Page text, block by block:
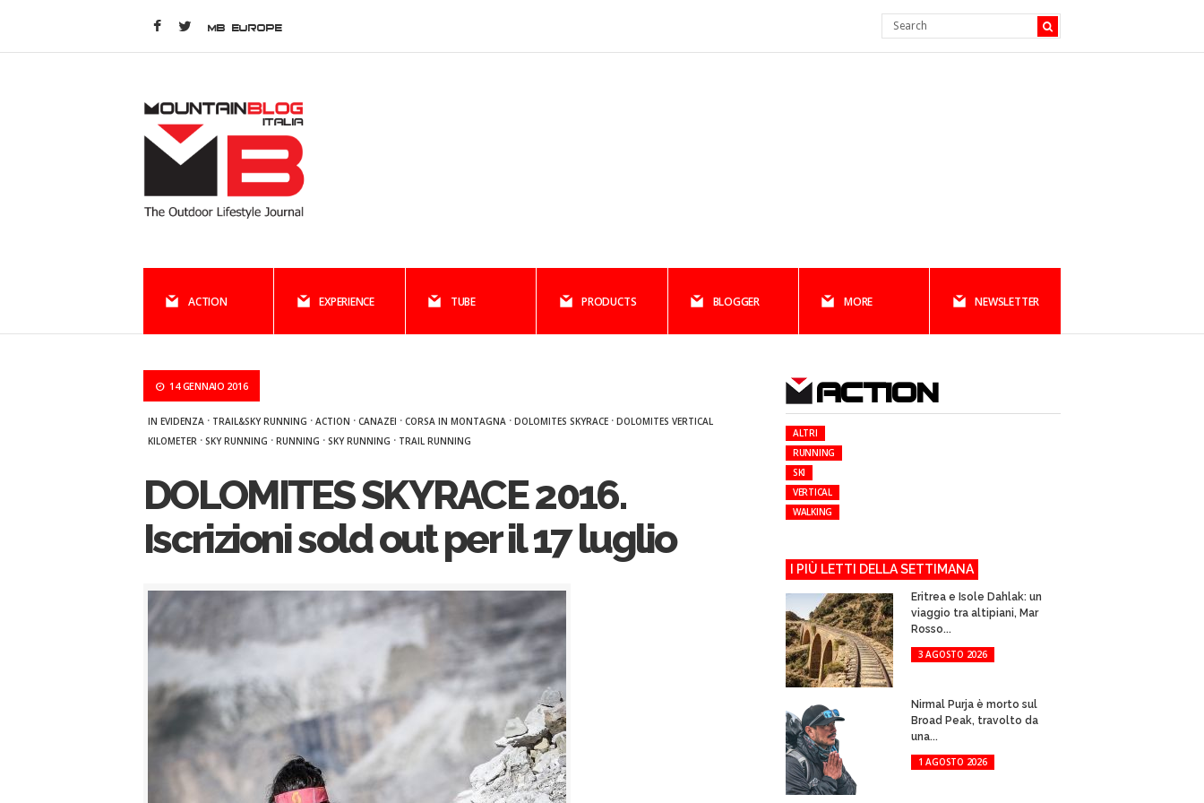
MB EUROPE
ACTION EXPERIENCE TUBE PRODUCTS BLOGGER MORE NEWSLETTER
14 GENNAIO 2016
IN EVIDENZA · TRAIL&SKY RUNNING · ACTION · CANAZEI · CORSA IN MONTAGNA · DOLOMITES SKYRACE · DOLOMITES VERTICAL
KILOMETER · SKY RUNNING · RUNNING · SKY RUNNING · TRAIL RUNNING
DOLOMITES SKYRACE 2016.
Iscrizioni sold out per il 17 luglio
ACTION
ALTRI
RUNNING
SKI
VERTICAL
WALKING
I PIÙ LETTI DELLA SETTIMANA
Eritrea e Isole Dahlak: un
viaggio tra altipiani, Mar
Rosso...
3 AGOSTO 2026
Nirmal Purja è morto sul
Broad Peak, travolto da
una...
1 AGOSTO 2026